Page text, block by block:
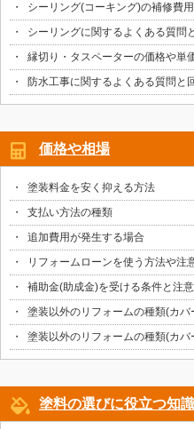
シーリング(コーキング)の補修費用
シーリングに関するよくある質問
縁切り・タスペーターの価格や単
防水工事に関するよくある質問と
価格や相場
塗装料金を安く抑える方法
支払い方法の種類
追加費用が発生する場合
リフォームローンを使う方法や注
補助金(助成金)を受ける条件と注
塗装以外のリフォームの種類(カ
塗装以外のリフォームの種類(カ
塗料の選びに役立つ知識